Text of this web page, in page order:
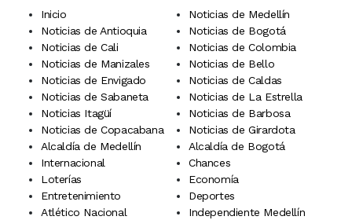
Inicio
Noticias de Medellín
Noticias de Antioquia
Noticias de Bogotá
Noticias de Cali
Noticias de Colombia
Noticias de Manizales
Noticias de Bello
Noticias de Envigado
Noticias de Caldas
Noticias de Sabaneta
Noticias de La Estrella
Noticias Itagüí
Noticias de Barbosa
Noticias de Copacabana
Noticias de Girardota
Alcaldía de Medellín
Alcaldía de Bogotá
Internacional
Chances
Loterías
Economía
Entretenimiento
Deportes
Atlético Nacional
Independiente Medellín